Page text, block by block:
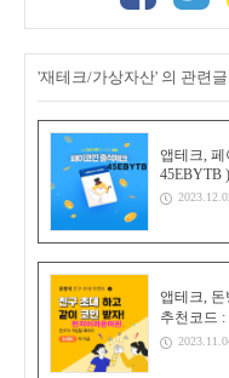
'재테크/가상자산' 의 관련글
앱테크, 페
45EBYTB )
앱테크,
추천코드